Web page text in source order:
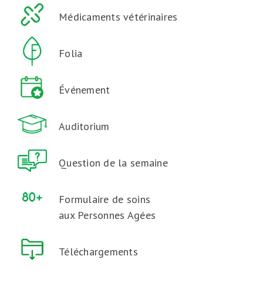
Médicaments vétérinaires
Folia
Événement
Auditorium
Question de la semaine
Formulaire de soins
aux Personnes Agées
Téléchargements